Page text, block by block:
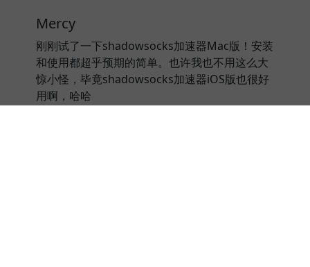
Mercy
刚刚试了一下shadowsocks加速器Mac版！安装
和使用都超乎预期的简单。也许我也不用这么大
惊小怪，毕竟shadowsocks加速器iOS版也很好
用啊，哈哈